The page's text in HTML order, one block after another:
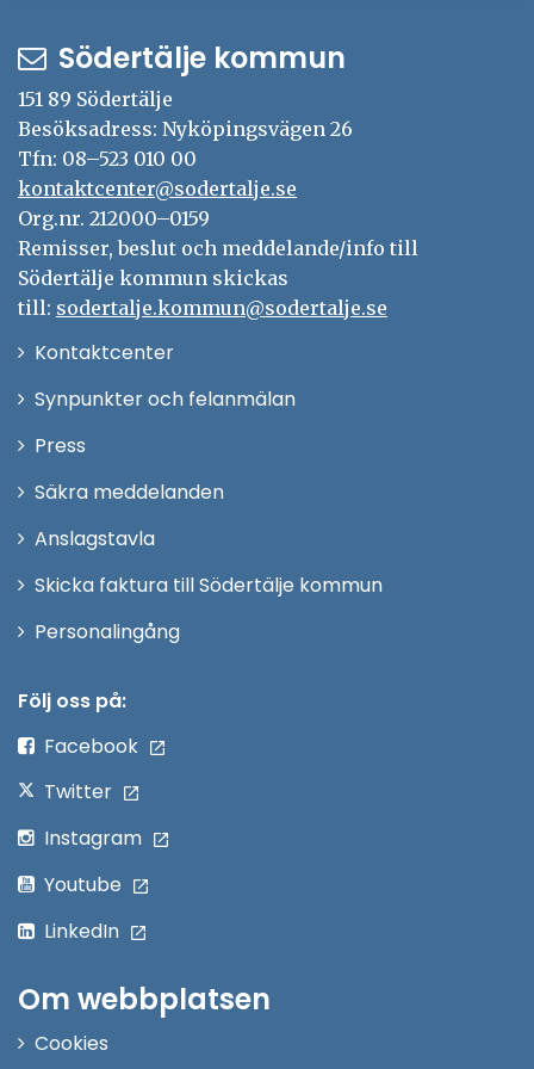
Södertälje kommun
151 89 Södertälje
Besöksadress: Nyköpingsvägen 26
Tfn: 08–523 010 00
kontaktcenter@sodertalje.se
Org.nr. 212000–0159
Remisser, beslut och meddelande/info till
Södertälje kommun skickas
till: sodertalje.kommun@sodertalje.se
KontaktcenterÖppna
Synpunkter och felanmälan
Press
fönster
Säkra meddelanden
Anslagstavla
Skicka faktura till Södertälje kommun
PersonalingångÖppna
Följ oss på:
Facebook
Twitter
Instagram
Youtube
LinkedIn
Om webbplatsen
Cookies